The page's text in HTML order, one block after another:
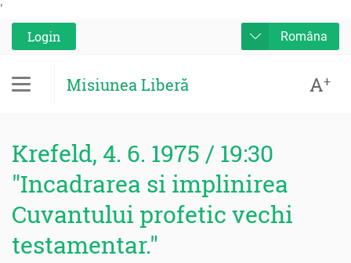
'
Login
Româna
Misiunea Liberă A+
Krefeld, 4. 6. 1975 / 19:30
"Incadrarea si implinirea
Cuvantului profetic vechi
testamentar."